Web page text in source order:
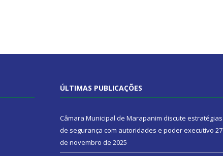
ÚLTIMAS PUBLICAÇÕES
Câmara Municipal de Marapanim discute estratégias
de segurança com autoridades e poder executivo 27
de novembro de 2025